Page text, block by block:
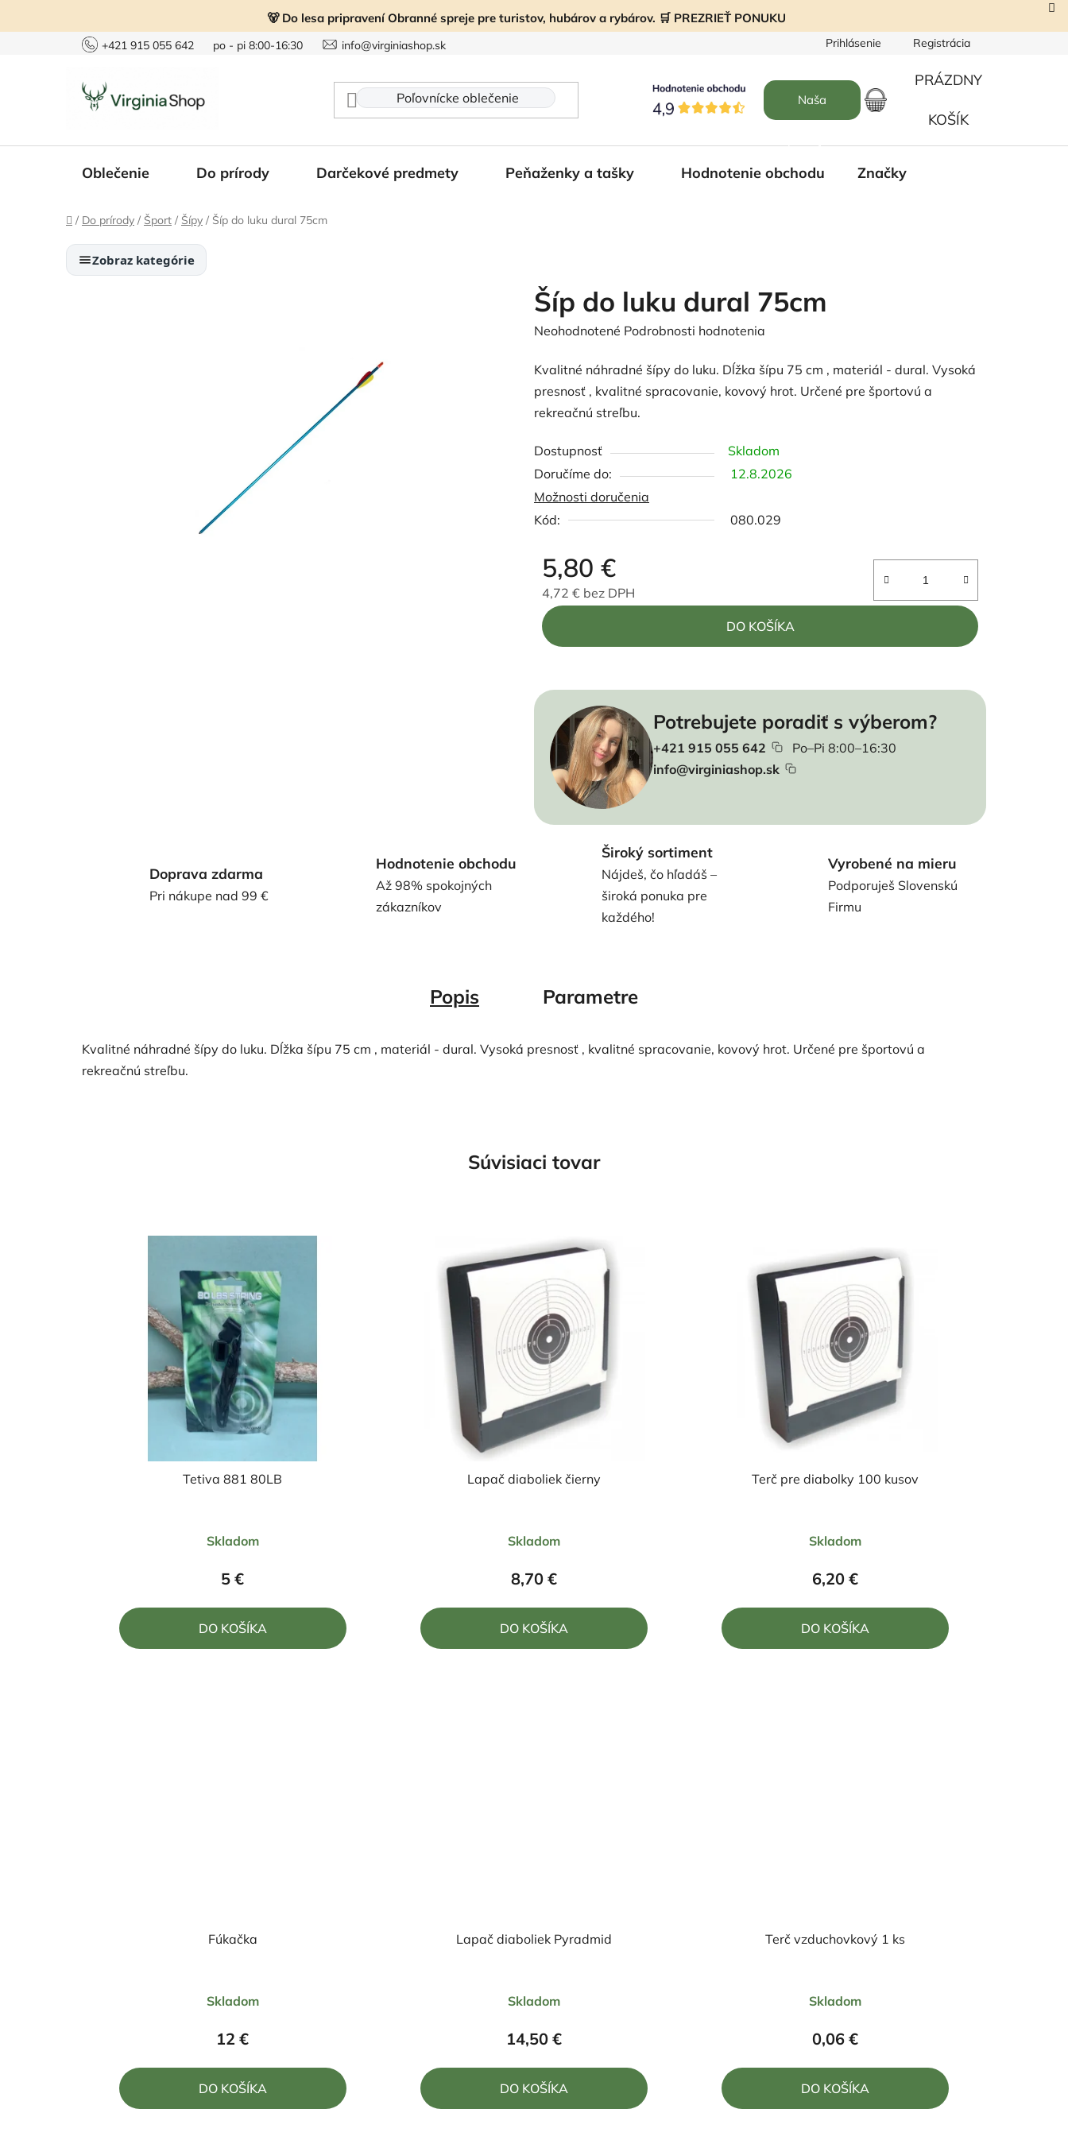
🐻 Do lesa pripravení Obranné spreje pre turistov, hubárov a rybárov. 🛒 PREZRIEŤ PONUKU
+421 915 055 642 po - pi 8:00-16:30 info@virginiashop.sk Prihlásenie Registrácia
Naša
NÁKUPNÝ
PRÁZDNY
KOŠÍK
Oblečenie Do prírody Darčekové predmety Peňaženky a tašky Hodnotenie obchodu Značky
Domov
/ Do prírody / Šport / Šípy / Šíp do luku dural 75cm
Zobraz kategórie
Šíp do luku dural 75cm
Priemerné
produktu
je
0,0
5
hviezdičiek.
Neohodnotené Podrobnosti hodnotenia
Kvalitné náhradné šípy do luku. Dĺžka šípu 75 cm , materiál - dural. Vysoká
presnosť , kvalitné spracovanie, kovový hrot. Určené pre športovú a
rekreačnú streľbu.
Dostupnosť
Skladom
12.8.2026
Možnosti doručenia
Kód:
080.029
5,80 €
4,72 € bez DPH
Jednotková cena:
DO KOŠÍKA
Potrebujete poradiť s výberom?
+421 915 055 642
Po–Pi 8:00–16:30
info@virginiashop.sk
Doprava zdarma
Pri nákupe nad 99 €
Hodnotenie obchodu
Až 98% spokojných
zákazníkov
Široký sortiment
Nájdeš, čo hľadáš –
široká ponuka pre
každého!
Vyrobené na mieru
Podporuješ Slovenskú
Firmu
Popis Parametre
Kvalitné náhradné šípy do luku. Dĺžka šípu 75 cm , materiál - dural. Vysoká presnosť , kvalitné spracovanie, kovový hrot. Určené pre športovú a
rekreačnú streľbu.
Súvisiaci tovar
Tetiva 881 80LB
Skladom
5 €
DO KOŠÍKA
Lapač diaboliek čierny
hodnotenie
produktu
z
Skladom
8,70 €
DO KOŠÍKA
Terč pre diabolky 100 kusov
Skladom
6,20 €
DO KOŠÍKA
Fúkačka
hodnotenie
produktu
4,0
z
Skladom
12 €
DO KOŠÍKA
Lapač diaboliek Pyradmid
Skladom
14,50 €
DO KOŠÍKA
Terč vzduchovkový 1 ks
Skladom
0,06 €
DO KOŠÍKA